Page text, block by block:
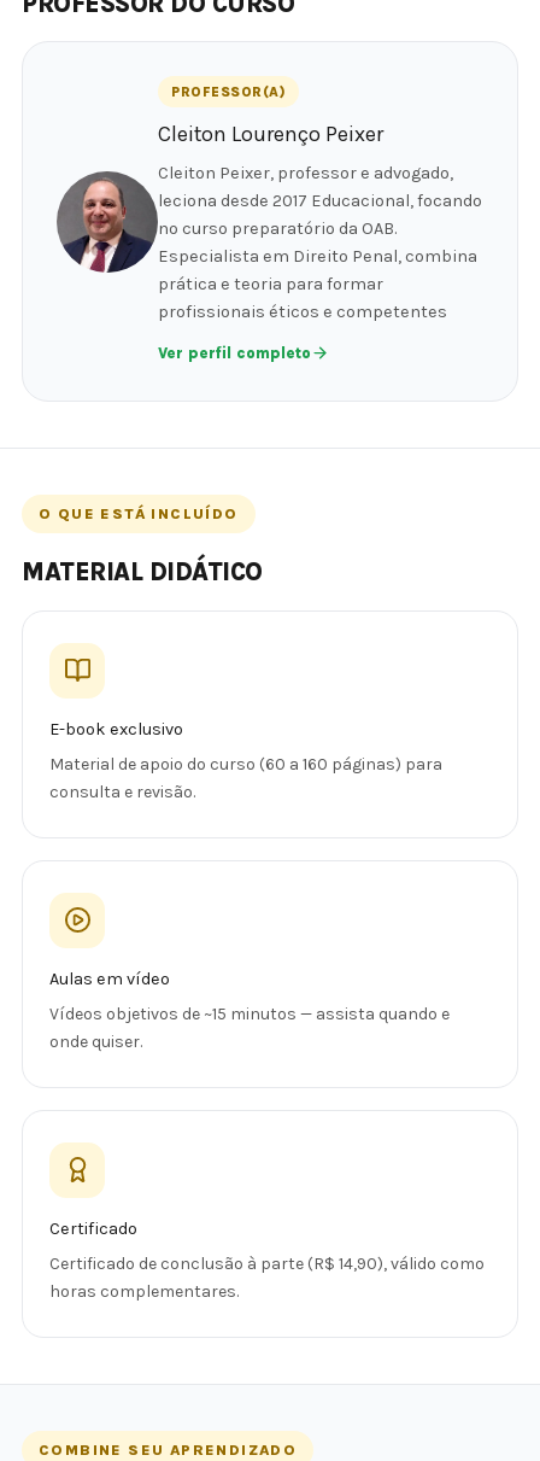
PROFESSOR(A)
Cleiton Lourenço Peixer
Cleiton Peixer, professor e advogado,
leciona desde 2017 Educacional, focando
no curso preparatório da OAB.
Especialista em Direito Penal, combina
prática e teoria para formar
profissionais éticos e competentes
Ver perfil completo
O QUE ESTÁ INCLUÍDO
MATERIAL DIDÁTICO
E-book exclusivo
Material de apoio do curso (60 a 160 páginas) para
consulta e revisão.
Aulas em vídeo
Vídeos objetivos de ~15 minutos — assista quando e
onde quiser.
Certificado
Certificado de conclusão à parte (R$ 14,90), válido como
horas complementares.
COMBINE SEU APRENDIZADO